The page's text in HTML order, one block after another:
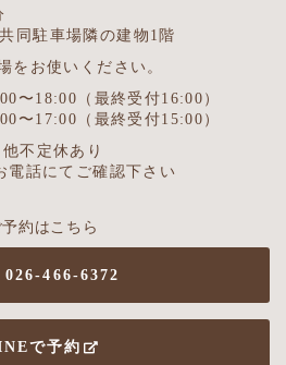
同駐車場隣の建物1階
をお使いください。
〜18:00（最終受付16:00）
〜17:00（最終受付15:00）
不定休あり
電話にてご確認下さい
予約はこちら
466-6372
で予約